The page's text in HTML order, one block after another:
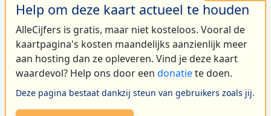
Help om deze kaart actueel te houden
AlleCijfers is gratis, maar niet kosteloos. Vooral de
kaartpagina's kosten maandelijks aanzienlijk meer
aan hosting dan ze opleveren. Vind je deze kaart
waardevol? Help ons door een donatiete doen.
Deze pagina bestaat dankzij steun van gebruikers zoals jij.